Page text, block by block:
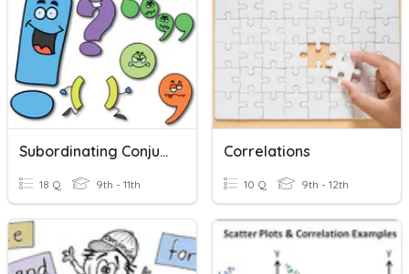
Subordinating Conjunctions
18 Q 9th - 11th
Correlations
10 Q 9th - 12th